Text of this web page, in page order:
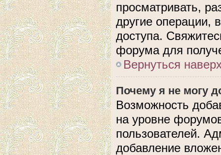
просматривать,
другие операции,
доступа.
форума для
Вернуться
Почему я не могу
Возможность
на уровне
пользователей.
добавление